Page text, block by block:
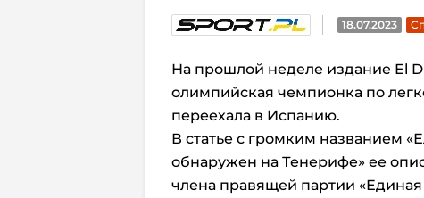
18.07.2023
На прошлой неделе издание El
олимпийская чемпионка по
переехала в Испанию.
В статье с громким названием
обнаружен на Тенерифе» ее
члена правящей партии